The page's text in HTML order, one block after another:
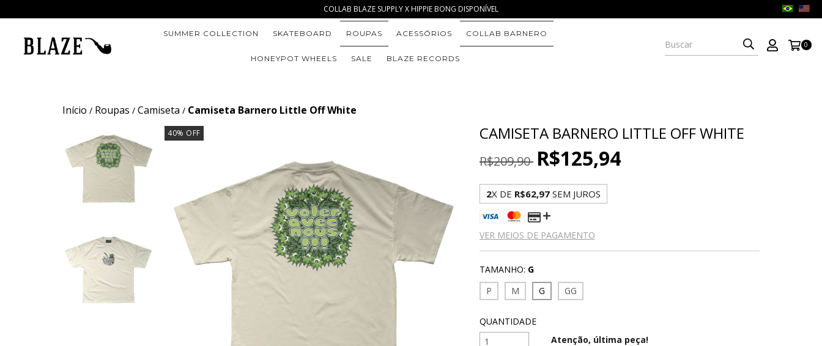
COLLAB BLAZE SUPPLY X HIPPIE BONG DISPONÍVEL
SUMMER COLLECTION SKATEBOARD ROUPAS ACESSÓRIOS COLLAB BARNERO
HONEYPOT WHEELS SALE BLAZE RECORDS
0
Início / Roupas / Camiseta / Camiseta Barnero Little Off White
40% OFF CAMISETA BARNERO LITTLE OFF WHITE
R$209,90 R$125,94
2X DE R$62,97 SEM JUROS
VER MEIOS DE PAGAMENTO
TAMANHO: G
P
M G GG
QUANTIDADE
Atenção, última peça!